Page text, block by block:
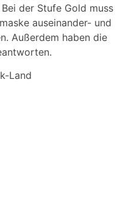
der Stufe Gold muss
auseinander- und
Außerdem haben die
Land